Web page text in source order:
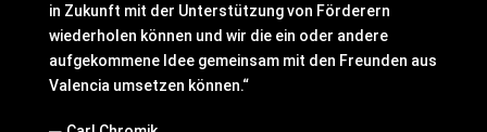
in Zukunft mit der Unterstützung von Förderern
wiederholen können und wir die ein oder andere
aufgekommene Idee gemeinsam mit den Freunden aus
Valencia umsetzen können.“